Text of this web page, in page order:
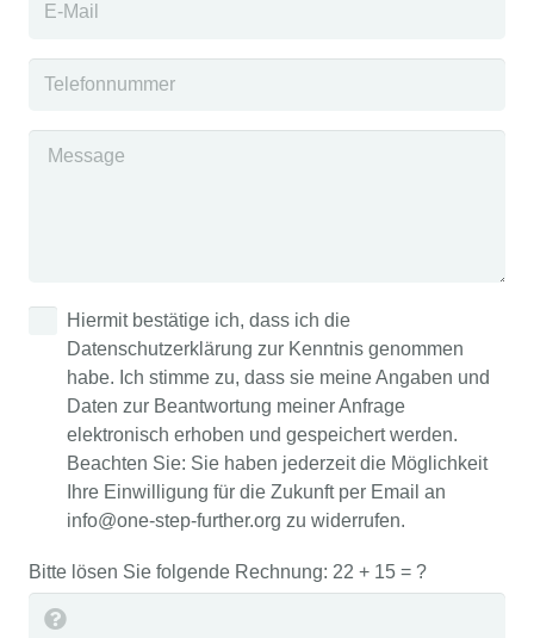
Hiermit bestätige ich, dass ich die
Datenschutzerklärung zur Kenntnis genommen
habe. Ich stimme zu, dass sie meine Angaben und
Daten zur Beantwortung meiner Anfrage
elektronisch erhoben und gespeichert werden.
Beachten Sie: Sie haben jederzeit die Möglichkeit
Ihre Einwilligung für die Zukunft per Email an
info@one-step-further.org zu widerrufen.
Bitte lösen Sie folgende Rechnung: 22 + 15 = ?